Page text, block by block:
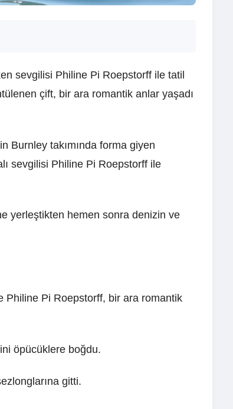
sevgilisi Philine Pi Roepstorff ile tatil
çift, bir ara romantik anlar yaşadı
Burnley takımında forma giyen
sevgilisi Philine Pi Roepstorff ile
yerleştikten hemen sonra denizin ve
Philine Pi Roepstorff, bir ara romantik
öpücüklere boğdu.
gitti.